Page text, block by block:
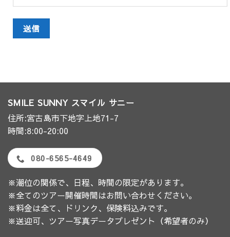
SMILE SUNNY スマイル サニー
住所:宮古島市下地字上地71-7
時間:8:00-20:00
080-6565-4649
※潮位の関係で、日程、時間の限定があります。
※全てのツアー開催時間はお問い合わせください。
※料金は全て、ドリンク、保険料込みです。
※送迎可、ツアー写真データプレゼント（希望者のみ）